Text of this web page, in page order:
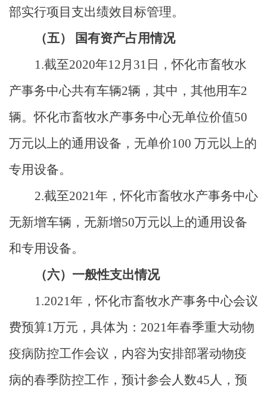
部实行项目支出绩效目标管理。
（五）
国有资产占用情况
1.截至2020年12 月 31 日，怀化市畜牧水
产事务中心共有车辆2辆，其中， 其他用车2
辆。怀化市畜牧水产事务中心无单位价值50
万元以上的通用设备 ，无单价100 万元以上的
专用设备。
2.截至2021年，怀化市畜牧水产事务中心
无新增车辆，无新增50万元以上的通用设备
和专用设备。
（六） 一般性支出情况
1 .2021年，怀化市畜牧水产事务中心会议
费预算1万元，具体为： 2021年春季重大动物
疫病防控工作会议，内容为安排部署动物疫
病的春季防控工作，预计参会人数45 人，预